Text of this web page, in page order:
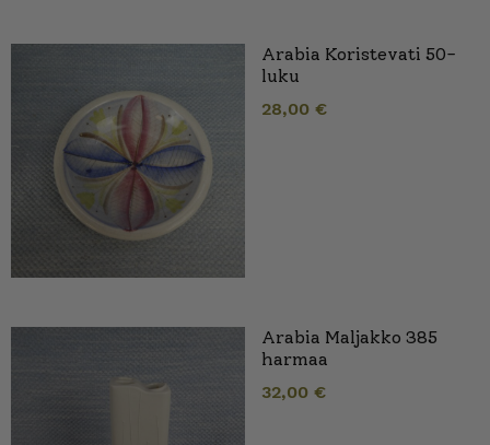
Arabia Koristevati 50-
luku
28,00 €
Arabia Maljakko 385
harmaa
32,00 €